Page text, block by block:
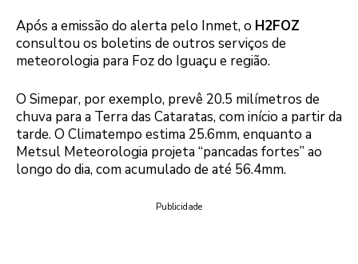
Após a emissão do alerta pelo Inmet, o H2FOZ
consultou os boletins de outros serviços de
meteorologia para Foz do Iguaçu e região.
O Simepar, por exemplo, prevê 20.5 milímetros de
chuva para a Terra das Cataratas, com início a partir da
tarde. O Climatempo estima 25.6mm, enquanto a
Metsul Meteorologia projeta “pancadas fortes” ao
longo do dia, com acumulado de até 56.4mm.
Publicidade